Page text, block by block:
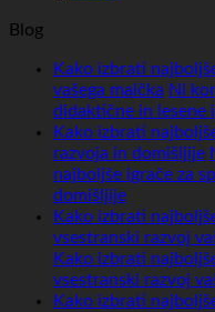
Blog
Kako izbrati
vašega malčka Ni
didaktične in lesene
Kako izbrati
razvoja in domišljije
najboljše igrače za
domišljije
Kako izbrati
vsestranski razvoj
Kako izbrati
vsestranski razvoj
Kako izbrati